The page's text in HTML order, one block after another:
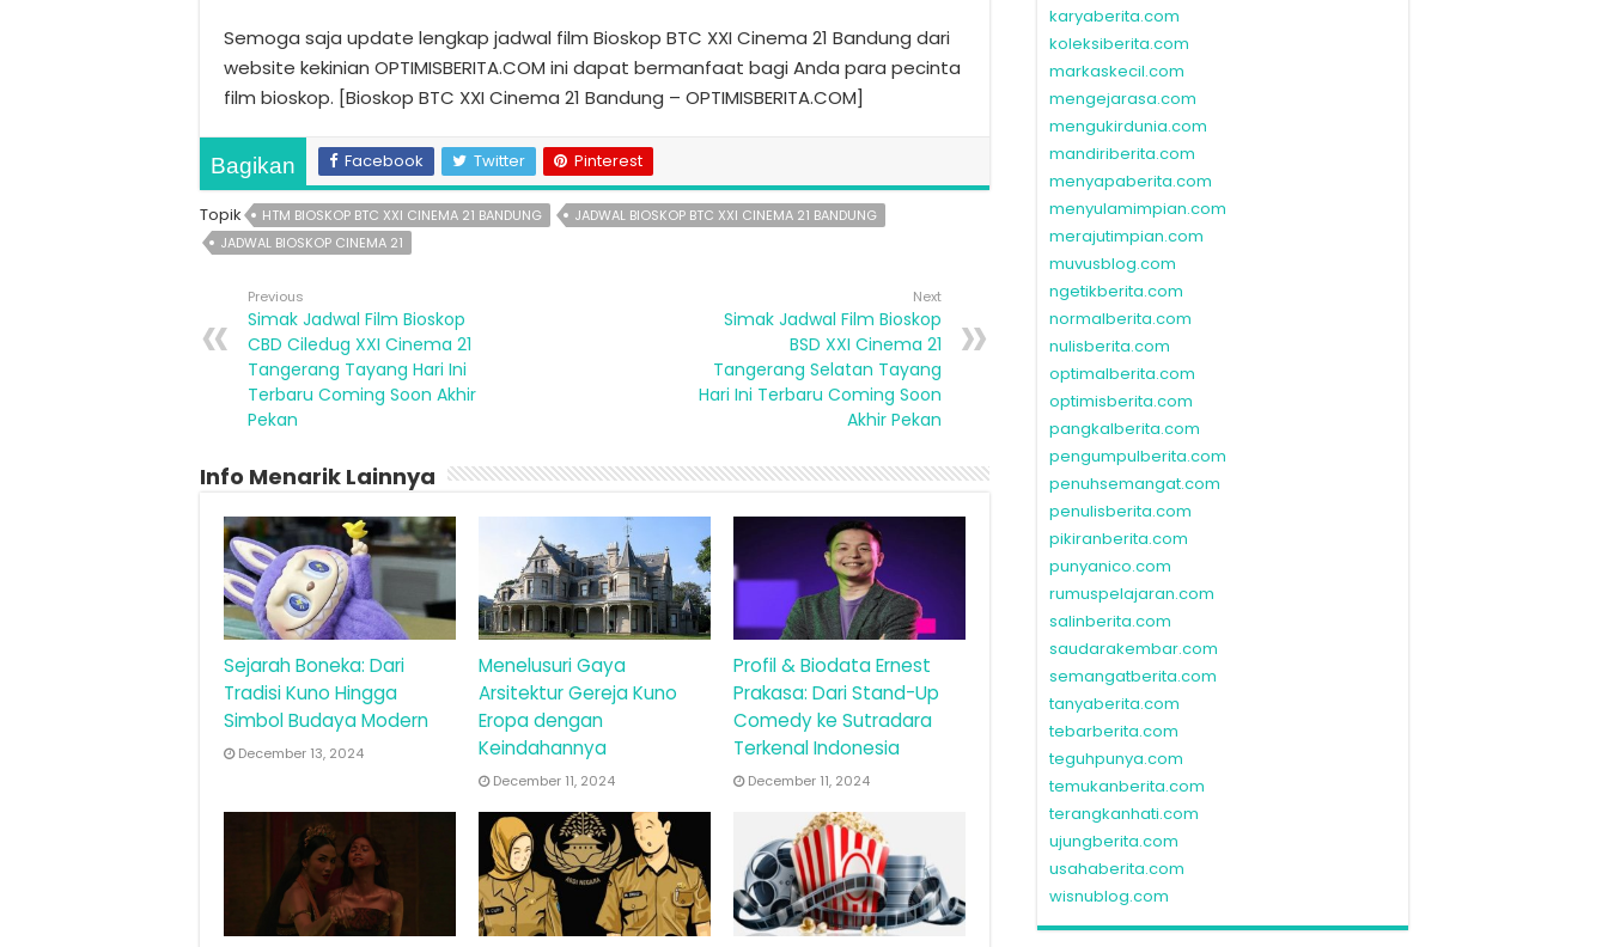
Semoga saja update lengkap jadwal film Bioskop BTC XXI Cinema 21 Bandung dari
website kekinian OPTIMISBERITA.COM ini dapat bermanfaat bagi Anda para pecinta
film bioskop. [Bioskop BTC XXI Cinema 21 Bandung – OPTIMISBERITA.COM]
Bagikan Facebook Twitter Pinterest
Topik HTM BIOSKOP BTC XXI CINEMA 21 BANDUNG
JADWAL BIOSKOP BTC XXI CINEMA 21 BANDUNG
JADWAL BIOSKOP CINEMA 21
Previous
Simak Jadwal Film Bioskop
CBD Ciledug XXI Cinema 21
Tangerang Tayang Hari Ini
Terbaru Coming Soon Akhir
Pekan
Next
Simak Jadwal Film Bioskop
BSD XXI Cinema 21
Tangerang Selatan Tayang
Hari Ini Terbaru Coming Soon
Akhir Pekan
Info Menarik Lainnya
Sejarah Boneka: Dari
Tradisi Kuno Hingga
Simbol Budaya Modern
December 13, 2024
Menelusuri Gaya
Arsitektur Gereja Kuno
Eropa dengan
Keindahannya
December 11, 2024
Profil & Biodata Ernest
Prakasa: Dari Stand-Up
Comedy ke Sutradara
Terkenal Indonesia
December 11, 2024
karyaberita.com
koleksiberita.com
markaskecil.com
mengejarasa.com
mengukirdunia.com
mandiriberita.com
menyapaberita.com
menyulamimpian.com
merajutimpian.com
muvusblog.com
ngetikberita.com
normalberita.com
nulisberita.com
optimalberita.com
optimisberita.com
pangkalberita.com
pengumpulberita.com
penuhsemangat.com
penulisberita.com
pikiranberita.com
punyanico.com
rumuspelajaran.com
salinberita.com
saudarakembar.com
semangatberita.com
tanyaberita.com
tebarberita.com
teguhpunya.com
temukanberita.com
terangkanhati.com
ujungberita.com
usahaberita.com
wisnublog.com